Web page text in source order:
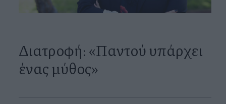
Διατροφή: «Παντού υπάρχει
ένας μύθος»